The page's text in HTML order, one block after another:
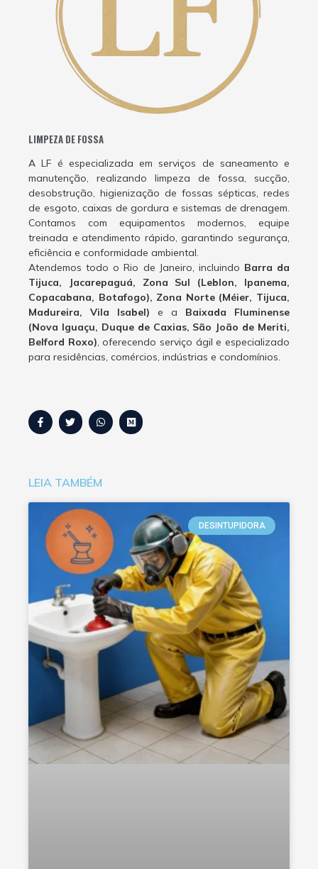
LIMPEZA DE FOSSA
A LF é especializada em serviços de saneamento e
manutenção, realizando limpeza de fossa, sucção,
desobstrução, higienização de fossas sépticas, redes
de esgoto, caixas de gordura e sistemas de drenagem.
Contamos com equipamentos modernos, equipe
treinada e atendimento rápido, garantindo segurança,
eficiência e conformidade ambiental.
Atendemos todo o Rio de Janeiro, incluindo Barra da
Tijuca, Jacarepaguá, Zona Sul (Leblon, Ipanema,
Copacabana, Botafogo), Zona Norte (Méier, Tijuca,
Madureira, Vila Isabel) e a Baixada Fluminense
(Nova Iguaçu, Duque de Caxias, São João de Meriti,
Belford Roxo), oferecendo serviço ágil e especializado
para residências, comércios, indústrias e condomínios.
LEIA TAMBÉM
DESINTUPIDORA